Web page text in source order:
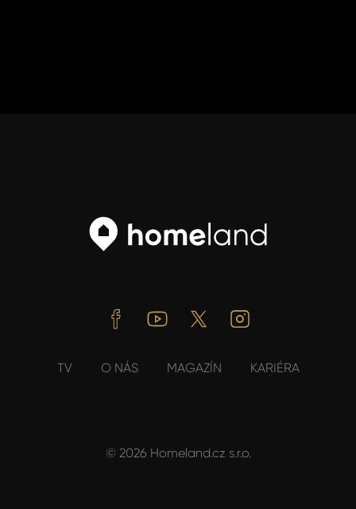
FacebookYoutube Twitter
TV O NÁS MAGAZÍN KARIÉRA
© 2026 Homeland.cz s.r.o.